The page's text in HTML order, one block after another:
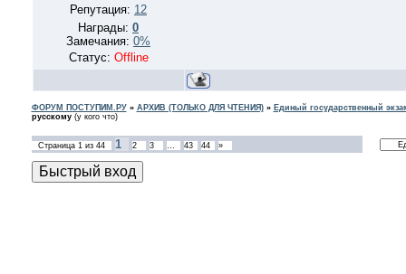
Репутация: 12
Награды: 0
Замечания: 0%
Статус: Offline
ФОРУМ ПОСТУПИМ.РУ» АРХИВ (ТОЛЬКО ДЛЯ ЧТЕНИЯ)» Единый государственный
русскому (у кого что)
Страница 1из 44 1 2 3 … 43 44 »